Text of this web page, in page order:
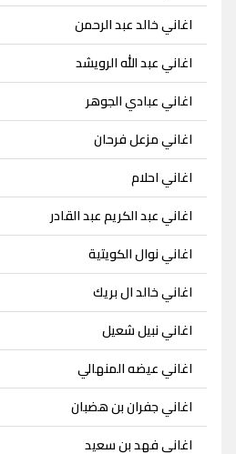
اغاني خالد عبد الرحمن
اغاني عبد الله الرويشد
اغاني عبادي الجوهر
اغاني مزعل فرحان
اغاني احلام
اغاني عبد الكريم عبد القادر
اغاني نوال الكويتية
اغاني خالد ال بريك
اغاني نبيل شعيل
اغاني عيضه المنهالي
اغاني جفران بن هضبان
اغاني فهد بن سعيد